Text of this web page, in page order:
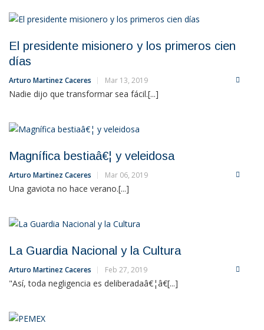
El presidente misionero y los primeros cien
días
Arturo Martinez Caceres Mar 13, 2019
Nadie dijo que transformar sea fácil.[...]
Magnífica bestiaâ€¦ y veleidosa
Arturo Martinez Caceres Mar 06, 2019
Una gaviota no hace verano.[...]
La Guardia Nacional y la Cultura
Arturo Martinez Caceres Feb 27, 2019
"Así, toda negligencia es deliberadaâ€¦â€[...]